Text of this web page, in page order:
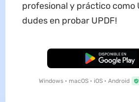
profesional y práctico como
dudes en probar UPDF!
Descarga Gratuita
Windows • macOS • iOS • Android